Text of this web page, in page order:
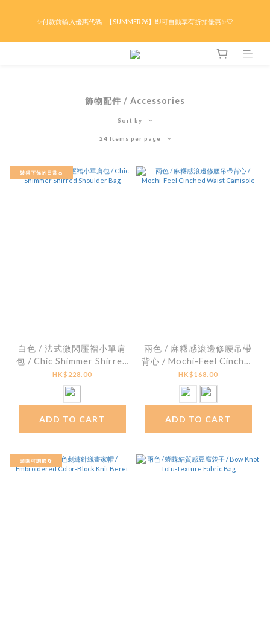
✨付款前輸入優惠代碼 : 【SUMMER26】即可自動享有折扣優惠✨🤍
限時折後滿HK$299京東免運 / 折後滿HK$599港澳順豐免運🚚每天3pm前下單現貨最
飾物配件 / Accessories
Sort by
24 Items per page
裝得下你的日常👛
白色 / 法式微閃壓褶小單肩
包 / Chic Shimmer Shirred
Shoulder Bag
HK$228.00
ADD TO CART
兩色 / 麻糬感滾邊修腰吊帶
背心 / Mochi-Feel Cinched
Waist Camisole
HK$168.00
ADD TO CART
頭圍可調節🔄